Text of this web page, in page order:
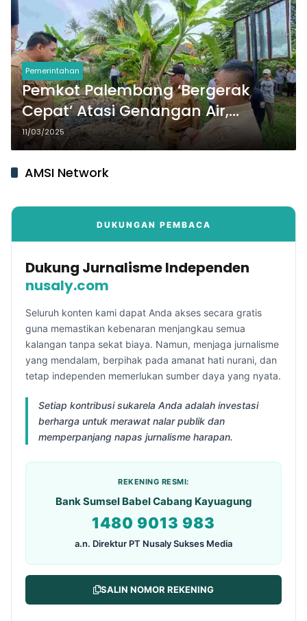
Pemerintahan
Pemkot Palembang ‘Bergerak
Cepat’ Atasi Genangan Air,
Normalisasi Kolam Retensi Jadi
Prioritas
11/03/2025
AMSI Network
DUKUNGAN PEMBACA
Dukung Jurnalisme Independen
nusaly.com
Seluruh konten kami dapat Anda akses secara gratis
guna memastikan kebenaran menjangkau semua
kalangan tanpa sekat biaya. Namun, menjaga jurnalisme
yang mendalam, berpihak pada amanat hati nurani, dan
tetap independen memerlukan sumber daya yang nyata.
Setiap kontribusi sukarela Anda adalah investasi
berharga untuk merawat nalar publik dan
memperpanjang napas jurnalisme harapan.
REKENING RESMI:
Bank Sumsel Babel Cabang Kayuagung
1480 9013 983
a.n. Direktur PT Nusaly Sukses Media
SALIN NOMOR REKENING